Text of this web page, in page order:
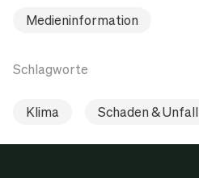
Medieninformation
Schlagworte
Klima Schaden & Unfall